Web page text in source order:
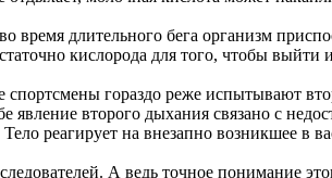
длительного бега организм
кислорода для того, чтобы выйти
гораздо реже испытывают
второго дыхания связано с
реагирует на внезапно возникшее в
А ведь точное понимание